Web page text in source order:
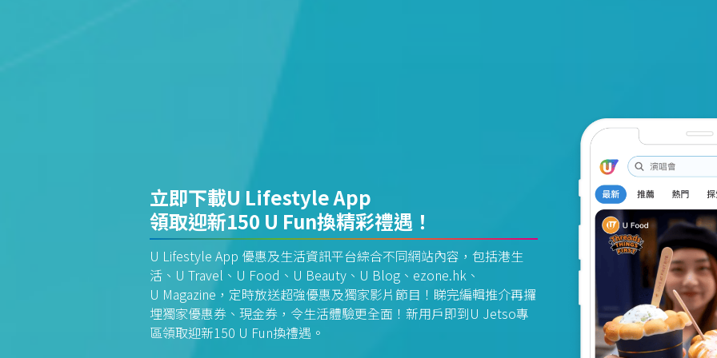
立即下載U Lifestyle App
領取迎新150 U Fun換精彩禮遇！
U Lifestyle App 優惠及生活資訊平台綜合不同網站內容，包括港生
活、U Travel、U Food、U Beauty、U Blog、ezone.hk、
U Magazine，定時放送超強優惠及獨家影片節目！睇完編輯推介再攞
埋獨家優惠券、現金券，令生活體驗更全面！新用戶即到U Jetso專
區領取迎新150 U Fun換禮遇。